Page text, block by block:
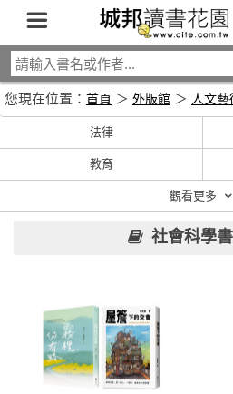
您現在位置： 首頁 ＞ 外版館 ＞ 人文藝
法律
教育
觀看更多
社會科學